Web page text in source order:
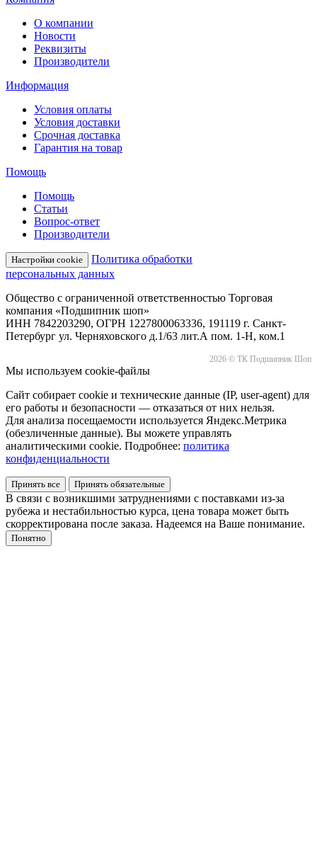
О компании
Новости
Реквизиты
Производители
Информация
Условия оплаты
Условия доставки
Срочная доставка
Гарантия на товар
Помощь
Помощь
Статьи
Вопрос-ответ
Производители
Настройки cookie
Политика обработки
персональных данных
Общество с ограниченной ответственностью Торговая
компания «Подшипник шоп»
ИНН 7842203290, ОГРН 1227800063336, 191119 г. Санкт-
Петербург ул. Черняховского д.1/63 лит.А пом. 1-Н, ком.1
2026 © ТК Подшипник Шоп
Мы используем cookie-файлы
Сайт собирает cookie и технические данные (IP, user-agent) для
его работы и безопасности — отказаться от них нельзя.
Для анализа посещаемости используется Яндекс.Метрика
(обезличенные данные). Вы можете управлять
аналитическими cookie. Подробнее: политика
конфиденциальности
Принять все Принять обязательные
В связи с возникшими затруднениями с поставками из-за
рубежа и нестабильностью курса, цена товара может быть
скорректирована после заказа. Надеемся на Ваше понимание.
Понятно